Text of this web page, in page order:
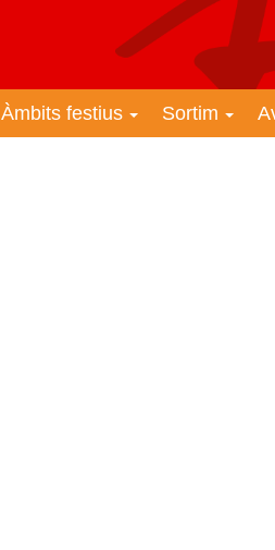
Àmbits festius Sortim